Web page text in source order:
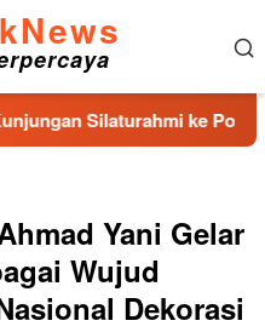
Silaturahmi ke Polres Nias
Yani Gelar
Wujud
Dekorasi